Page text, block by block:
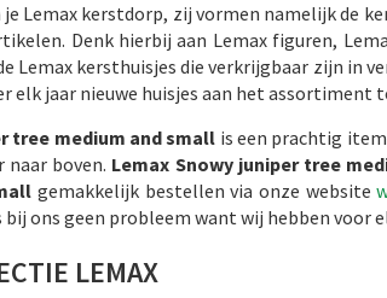
Lemax kerstdorp, zij vormen namelijk de
Denk hierbij aan Lemax figuren,
Lemax kersthuisjes die verkrijgbaar zijn in
elk jaar nieuwe huisjes aan het
tree medium and small is een prachtig
boven. Lemax Snowy juniper tree
gemakkelijk bestellen via onze website
bij ons geen probleem want wij hebben voor
LEMAX